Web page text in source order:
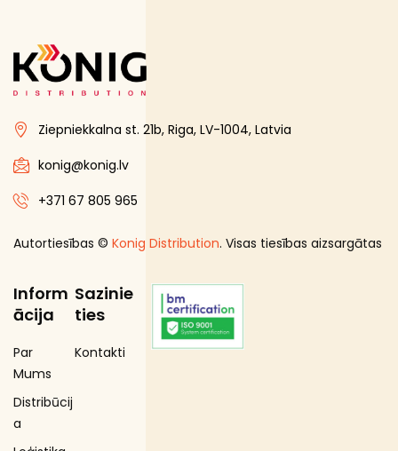
Ziepniekkalna st. 21b, Riga, LV-1004, Latvia
konig@konig.lv
+371 67 805 965
Autortiesības © Konig Distribution. Visas tiesības aizsargātas
Inform
ācija
Par
Mums
Distribūcij
a
Sazinie
ties
Kontakti